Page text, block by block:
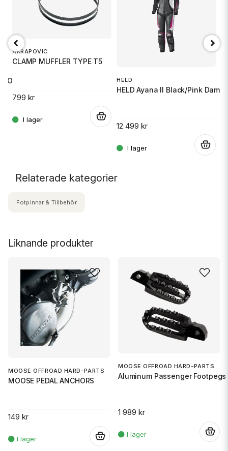
AKRAPOVIC
CLAMP MUFFLER TYPE T5
799 kr
HELD
HELD Ayana II Black/Pink Dam
12 499 kr
Liknande produkter
MOOSE OFFROAD HARD-PARTS
MOOSE PEDAL ANCHORS
149 kr
MOOSE OFFROAD HARD-PARTS
Aluminum Passenger
1 989 kr
Relaterade kategorier
Fotpinnar & Tillbehör